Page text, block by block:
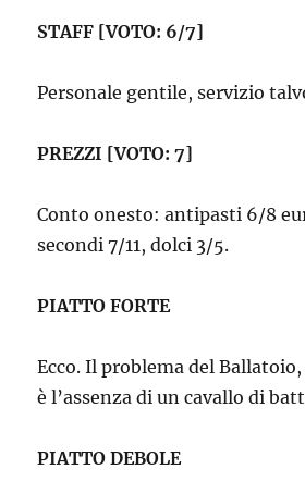
STAFF [VOTO: 6/7]
Personale gentile, servizio
PREZZI [VOTO: 7]
Conto onesto: antipasti 6/8
secondi 7/11, dolci 3/5.
PIATTO FORTE
Ecco. Il problema del
è l’assenza di un cavallo di
PIATTO DEBOLE